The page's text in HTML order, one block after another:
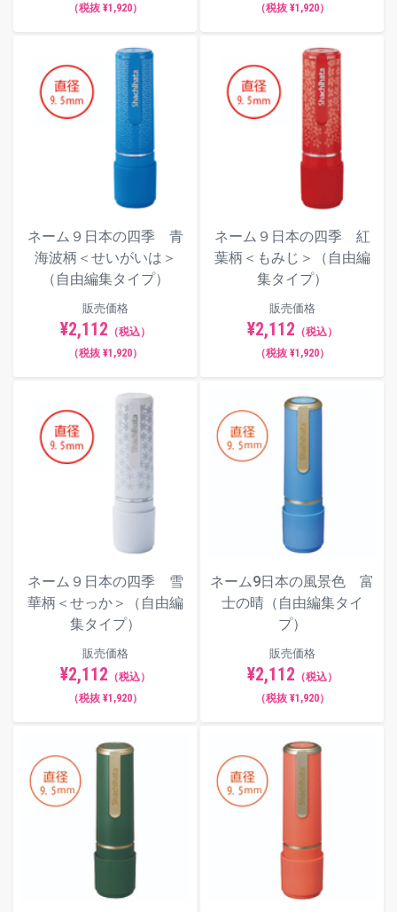
（税抜 ¥1,920）
（税抜 ¥1,920）
ネーム９日本の四季 青
海波柄＜せいがいは＞
（自由編集タイプ）
販売価格
¥2,112 （税込）
（税抜 ¥1,920）
ネーム９日本の四季 紅
葉柄＜もみじ＞（自由編
集タイプ）
販売価格
¥2,112 （税込）
（税抜 ¥1,920）
ネーム９日本の四季 雪
華柄＜せっか＞（自由編
集タイプ）
販売価格
¥2,112 （税込）
（税抜 ¥1,920）
ネーム9日本の風景色 富
士の晴（自由編集タイ
プ）
販売価格
¥2,112 （税込）
（税抜 ¥1,920）